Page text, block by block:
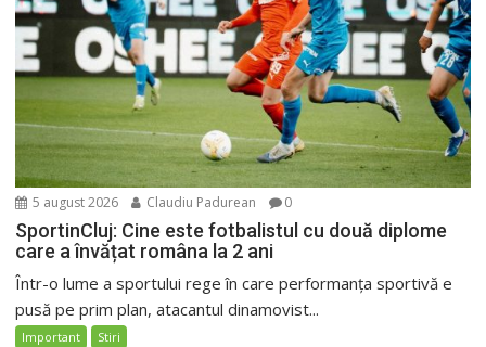
5 august 2026 Claudiu Padurean 0
SportinCluj: Cine este fotbalistul cu două diplome
care a învățat româna la 2 ani
Într-o lume a sportului rege în care performanța sportivă e
pusă pe prim plan, atacantul dinamovist...
Important Stiri